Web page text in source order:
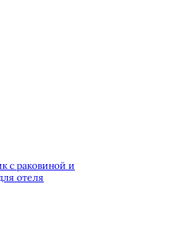
с раковиной и
отеля